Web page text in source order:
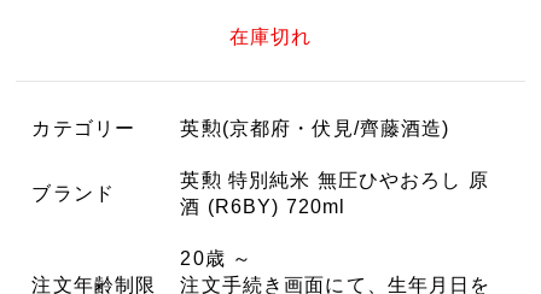
在庫切れ
カテゴリー 英勲(京都府・伏見/齊藤酒造)
ブランド
英勲 特別純米 無圧ひやおろし 原
酒 (R6BY) 720ml
注文年齢制限
20歳 ～
注文手続き画面にて、生年月日を